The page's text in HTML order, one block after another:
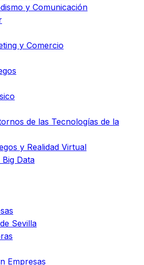
y Comunicación
y Comercio
de las Tecnologías de la
y Realidad Virtual
Data
Sevilla
Empresas